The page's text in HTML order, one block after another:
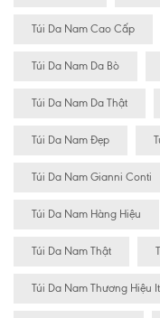
Túi Da Nam Cao Cấp
Túi Da Nam Da Bò
Túi Da Nam Da Thật
Túi Da Nam Đẹp
Túi Da Nam Gianni Conti
Túi Da Nam Hàng Hiệu
Túi Da Nam Thật
Túi Da Nam Thương Hiệu